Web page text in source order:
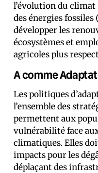
l’évolution du
des énergies
développer les
écosystèmes et
agricoles plus
A comme
Les politiques
l’ensemble des
permettent aux
vulnérabilité face
climatiques. Elles
impacts pour les
déplaçant des